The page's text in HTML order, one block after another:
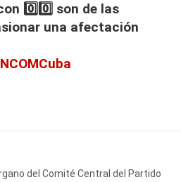
0️⃣0️⃣ son de las
una afectación
del Comité Central del Partido